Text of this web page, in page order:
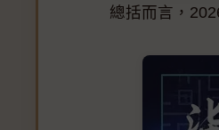
總括而言，